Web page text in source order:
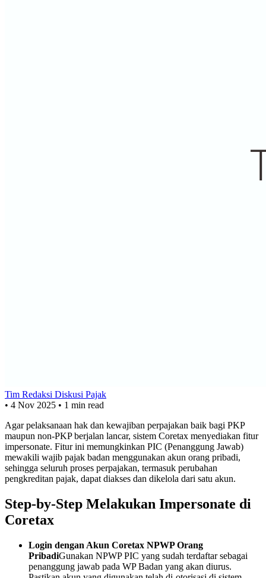
Tim Redaksi Diskusi Pajak
• 4 Nov 2025 • 1 min read
Agar pelaksanaan hak dan kewajiban perpajakan baik bagi PKP
maupun non-PKP berjalan lancar, sistem Coretax menyediakan fitur
impersonate. Fitur ini memungkinkan PIC (Penanggung Jawab)
mewakili wajib pajak badan menggunakan akun orang pribadi,
sehingga seluruh proses perpajakan, termasuk perubahan
pengkreditan pajak, dapat diakses dan dikelola dari satu akun.
Step-by-Step Melakukan Impersonate di
Coretax
Login dengan Akun Coretax NPWP Orang
PribadiGunakan NPWP PIC yang sudah terdaftar sebagai
penanggung jawab pada WP Badan yang akan diurus.